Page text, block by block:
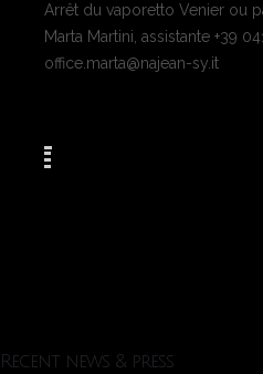
Arrêt du vaporetto Venier ou
Marta Martini, assistante +39
office.marta@najean-sy.it
Recent news & press